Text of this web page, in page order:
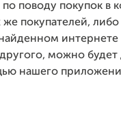
поводу покупок в
же покупателей,
интернете
можно будет
нашего